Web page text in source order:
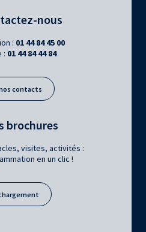
nous
: 01 44 84 45 00
: 01 44 84 44 84
contacts
brochures
visites, activités :
en un clic !